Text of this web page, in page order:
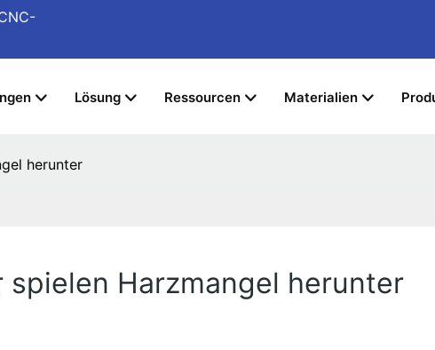
Lösung Ressourcen Materialien
herunter
Harzmangel herunter